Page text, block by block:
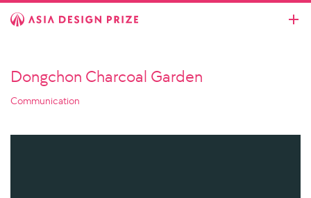
Dongchon Charcoal Garden
Communication